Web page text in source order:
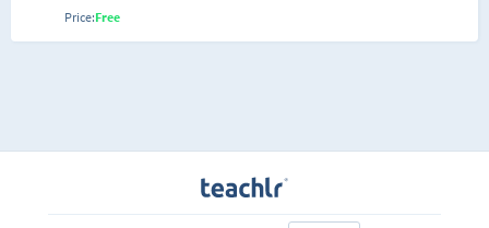
interesado en realizar sobre tu imagen. Cada lección
fotos, eliminar personas, crear elementos sobre tus
contraste, hasta hacerte más musculoso o más
Price:Free